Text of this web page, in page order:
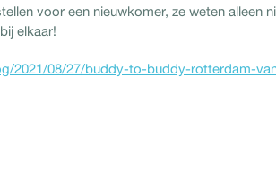
voor een nieuwkomer, ze weten alleen
elkaar!
2021/08/27/buddy-to-buddy-rotterdam-